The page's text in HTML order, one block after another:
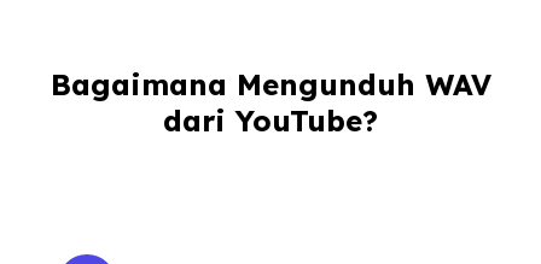
Bagaimana Mengunduh WAV
dari YouTube?